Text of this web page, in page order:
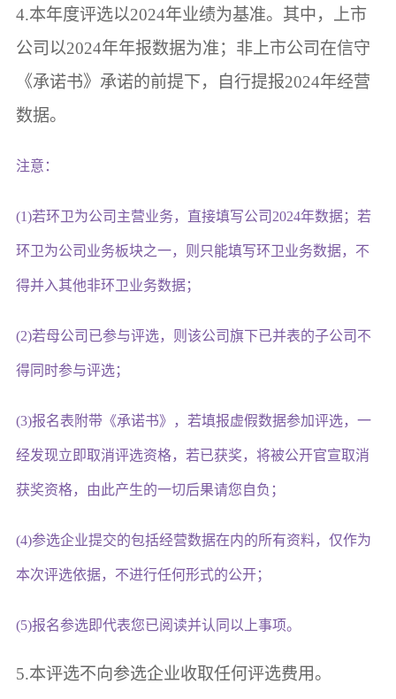
4.本年度评选以2024年业绩为基准。其中，上市
公司以2024年年报数据为准；非上市公司在信守
《承诺书》承诺的前提下，自行提报2024年经营
数据。
注意：
(1)若环卫为公司主营业务，直接填写公司2024年数据；若
环卫为公司业务板块之一，则只能填写环卫业务数据，不
得并入其他非环卫业务数据；
(2)若母公司已参与评选，则该公司旗下已并表的子公司不
得同时参与评选；
(3)报名表附带《承诺书》，若填报虚假数据参加评选，一
经发现立即取消评选资格，若已获奖，将被公开官宣取消
获奖资格，由此产生的一切后果请您自负；
(4)参选企业提交的包括经营数据在内的所有资料，仅作为
本次评选依据，不进行任何形式的公开；
(5)报名参选即代表您已阅读并认同以上事项。
5.本评选不向参选企业收取任何评选费用。